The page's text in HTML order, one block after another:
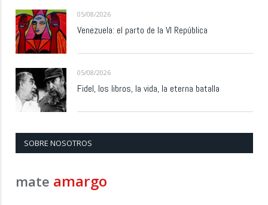
05/08/2026
Venezuela: el parto de la VI República
05/08/2026
Fidel, los libros, la vida, la eterna batalla
SOBRE NOSOTROS
mate amargo